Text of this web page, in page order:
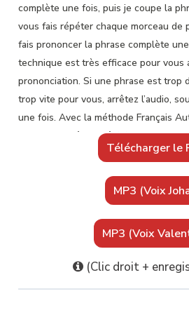
complète une fois, puis je coupe la
vous fais répéter chaque morceau de
fais prononcer la phrase complète
technique est très efficace pour vous
prononciation. Si une phrase est trop
trop vite pour vous, arrêtez l’audio,
une fois. Avec la méthode Français
stress. Vous êtes prêt(e) ? C’est parti.
 La compréhension d’une langue
 La compréhension d’une langue
 En tant que membre de la famille
avez certainement un bon niveau de
 En tant que membre de la famille
Télécharger le
MP3 (Voix
MP3 (Voix
(Clic droit +